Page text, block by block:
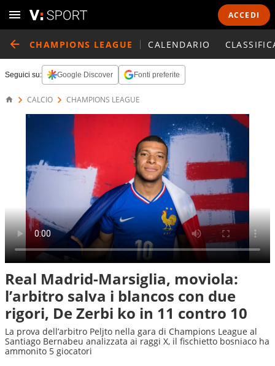
ACCEDI
CHAMPIONS LEAGUE CALENDARIO
Seguici su: Google Discover Fonti preferite
CALCIO CHAMPIONS LEAGUE
Real Madrid-Marsiglia, moviola:
l’arbitro salva i blancos con due
rigori, De Zerbi ko in 11 contro 10
La prova dell’arbitro Peljto nella gara di Champions League al
Santiago Bernabeu analizzata ai raggi X, il fischietto bosniaco ha
ammonito 5 giocatori